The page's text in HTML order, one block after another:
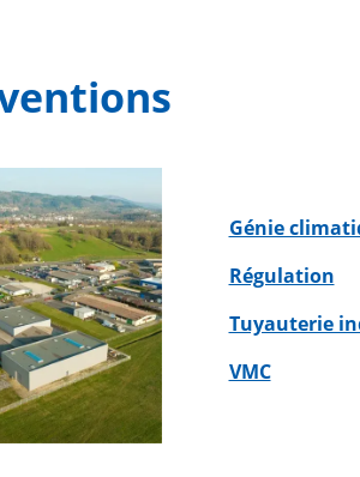
Génie
Régulation
Tuyauterie
VMC